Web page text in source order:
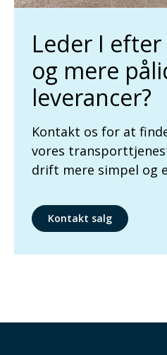
Leder I
og mere
leverancer?
Kontakt os for at
vores
drift mere simpel og
Kontakt salg